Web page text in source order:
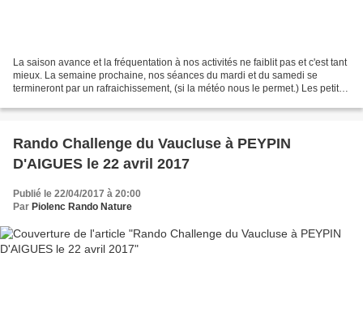
La saison avance et la fréquentation à nos activités ne faiblit pas et c'est tant
mieux. La semaine prochaine, nos séances du mardi et du samedi se
termineront par un rafraichissement, (si la météo nous le permet.) Les petits
Rando Challenge du Vaucluse à PEYPIN
D'AIGUES le 22 avril 2017
Publié le 22/04/2017 à 20:00
Par Piolenc Rando Nature